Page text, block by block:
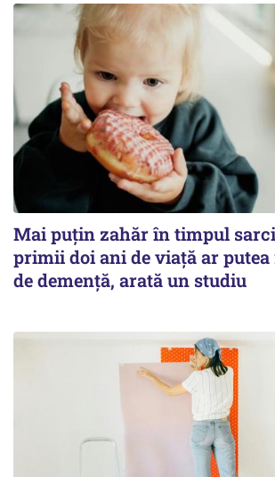
Mai puțin zahăr în timpul
primii doi ani de viață ar
de demență, arată un studiu